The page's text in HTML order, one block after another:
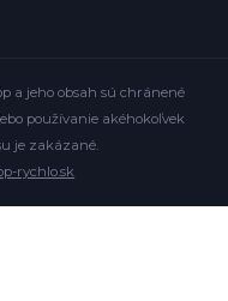
a jeho obsah sú chránené
používanie akéhokoľvek
je zakázané.
rychlo.sk